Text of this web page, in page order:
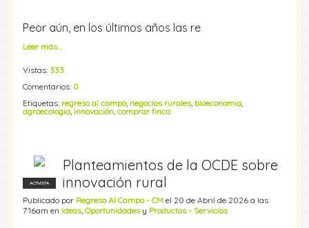
Peor aún, en los últimos años las re
Leer más…
Vistas: 333
Comentarios: 0
Etiquetas: regreso al campo, negocios rurales, bioeconomia,
agroecologia, innovación, comprar finca
ACTIVISTA
Planteamientos de la OCDE sobre
innovación rural
Publicado por Regreso Al Campo - CM el 20 de Abril de 2026 a las
7:16am en Ideas, Oportunidadesy Productos - Servicios